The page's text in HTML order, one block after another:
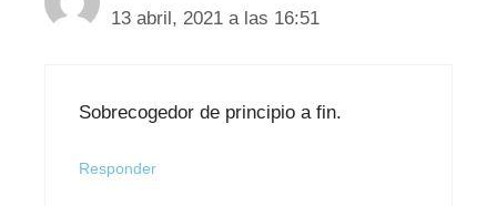
13 abril, 2021 a las 16:51
Sobrecogedor de principio a fin.
Responder